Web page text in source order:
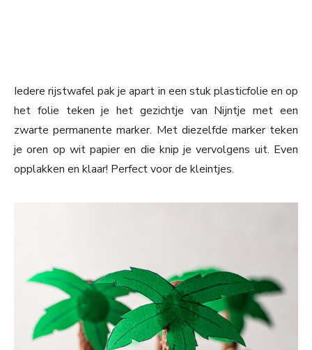
Iedere rijstwafel pak je apart in een stuk plasticfolie en op
het folie teken je het gezichtje van Nijntje met een
zwarte permanente marker. Met diezelfde marker teken
je oren op wit papier en die knip je vervolgens uit. Even
opplakken en klaar! Perfect voor de kleintjes.